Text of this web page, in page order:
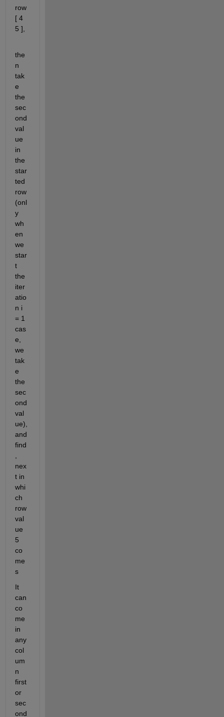
row
[ 4
5 ],
the
n
tak
e
the
sec
ond
val
ue
in
the
star
ted
row
(onl
y
wh
en
we
star
t
the
iter
atio
n i
= 1
cas
e,
we
tak
e
the
sec
ond
val
ue),
and
find
nex
t in
whi
ch
row
val
ue
5
co
me
s
It
can
co
me
in
any
col
um
n
first
or
sec